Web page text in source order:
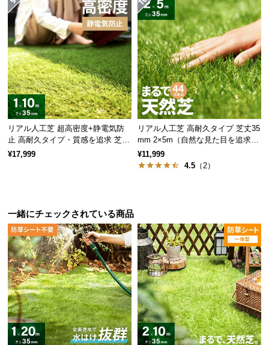
o.,
リアル人工芝 超高密度+静電気防
止 高耐久タイプ・質感を追求 芝丈
35mm 1×10m
¥17,999
リアル人工芝 高耐久タイプ 芝丈35
mm 2×5m（自然な見た目を追求・
U字ピン付属）
¥11,999
4.5 （2）
一緒にチェックされている商品